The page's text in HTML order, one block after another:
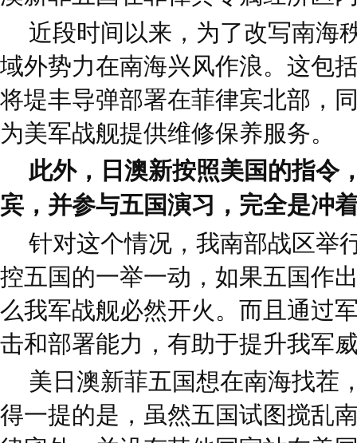
近段时间以来，为了改写南海
域外势力在南海兴风作浪。这包
将堤丰导弹部署在菲律宾北部，
为美军战舰提供维修保养服务。
此外，日澳新按照美国的指令
宾，并参与五国演习，完全是冲
针对这个情况，我南部战区举
控五国的一举一动，如果五国作
么我军战舰必然开火。而且通过
击和部署能力，有助于提升我军
美日澳新菲五国想在南海找茬
得一提的是，虽然五国试图搅乱